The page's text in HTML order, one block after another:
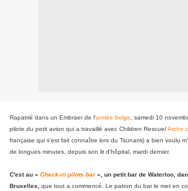
Rapatrié dans un Embraer de l'armée belge , samedi 10
pilote du petit avion qui a travaillé avec Children Rescue/Arche
française qui s'est fait connaître lors du Tsunami) a bien voulu
de longues minutes, depuis son lit d'hôpital, mardi dernier.
C'est au « Check-in pilots bar », un petit bar de Waterloo,
Bruxelles,
que tout a commencé. Le patron du bar le met en